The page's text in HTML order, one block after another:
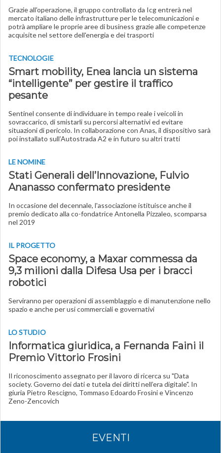
Grazie all'operazione, il gruppo controllato da Icg entrerà nel
mercato italiano delle infrastrutture per le telecomunicazioni e
potrà ampliare le proprie aree di business grazie alle competenze
acquisite nel settore dell'energia e dei trasporti
TECNOLOGIE
Smart mobility, Enea lancia un sistema
“intelligente” per gestire il traffico
pesante
Sentinel consente di individuare in tempo reale i veicoli in
sovraccarico, di smistarli su percorsi alternativi ed evitare
situazioni di pericolo. In collaborazione con Anas, il dispositivo sarà
poi installato sull’Autostrada A2 e in futuro su altri tratti
LE NOMINE
Stati Generali dell’Innovazione, Fulvio
Ananasso confermato presidente
In occasione del decennale, l'associazione istituisce anche il
premio dedicato alla co-fondatrice Antonella Pizzaleo, scomparsa
nel 2019
IL PROGETTO
Space economy, a Maxar commessa da
9,3 milioni dalla Difesa Usa per i bracci
robotici
Serviranno per operazioni di assemblaggio e di manutenzione nello
spazio e anche per usi commerciali e governativi
LO STUDIO
Informatica giuridica, a Fernanda Faini il
Premio Vittorio Frosini
Il riconoscimento assegnato per il lavoro di ricerca su "Data
society. Governo dei dati e tutela dei diritti nell’era digitale". In
giuria Pietro Rescigno, Tommaso Edoardo Frosini e Vincenzo
Zeno-Zencovich
EVENTI